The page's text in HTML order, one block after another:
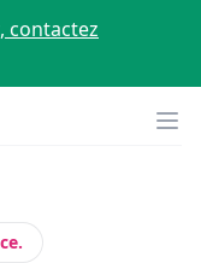
contactez